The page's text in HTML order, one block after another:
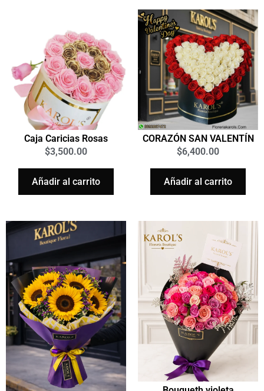
Caja Caricias Rosas
$3,500.00
Añadir al carrito
CORAZÓN SAN VALENTÍN
$6,400.00
Añadir al carrito